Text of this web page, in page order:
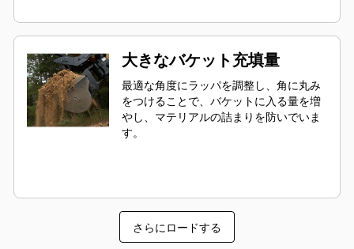
大きなバケット充填量
最適な角度にラッパを調整し、角に丸み
をつけることで、バケットに入る量を増
やし、マテリアルの詰まりを防いでいま
す。
さらにロードする